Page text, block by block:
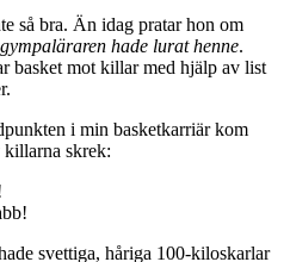
så bra. Än idag pratar hon om
hade lurat henne.
basket mot killar med hjälp av list
i min basketkarriär kom
killarna skrek:
svettiga, håriga 100-kiloskarlar